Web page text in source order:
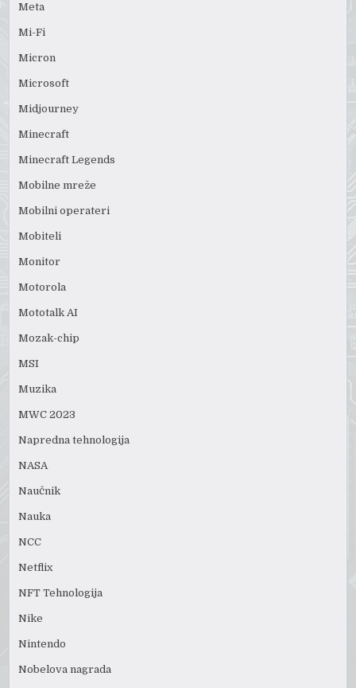
Meta
Mi-Fi
Micron
Microsoft
Midjourney
Minecraft
Minecraft Legends
Mobilne mreže
Mobilni operateri
Mobiteli
Monitor
Motorola
Mototalk AI
Mozak-chip
MSI
Muzika
MWC 2023
Napredna tehnologija
NASA
Naučnik
Nauka
NCC
Netflix
NFT Tehnologija
Nike
Nintendo
Nobelova nagrada